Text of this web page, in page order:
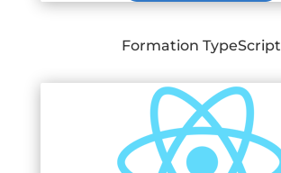
Formation TypeScript